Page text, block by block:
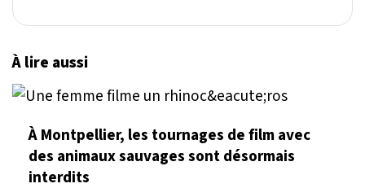
À lire aussi
À Montpellier, les tournages de film avec
des animaux sauvages sont désormais
interdits